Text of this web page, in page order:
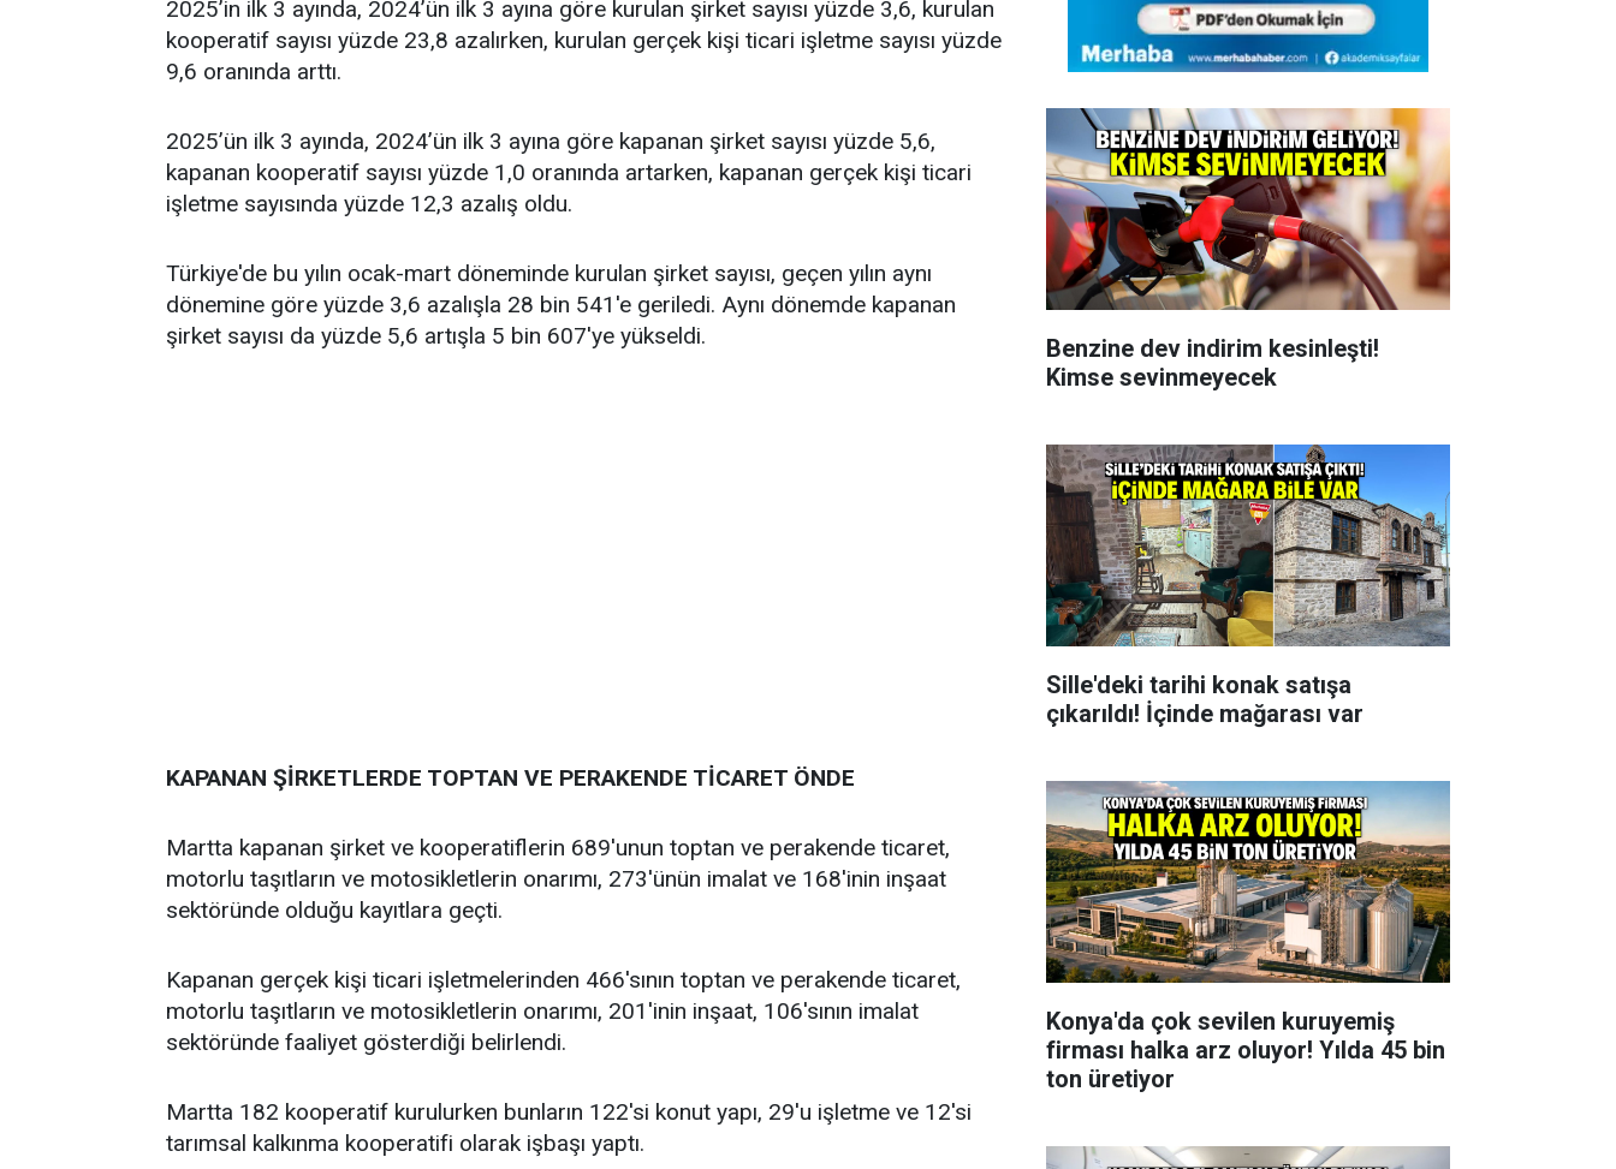
2025’in ilk 3 ayında, 2024’ün ilk 3 ayına göre kurulan şirket sayısı yüzde 3,6, kurulan
kooperatif sayısı yüzde 23,8 azalırken, kurulan gerçek kişi ticari işletme sayısı yüzde
9,6 oranında arttı.​
2025’ün ilk 3 ayında, 2024’ün ilk 3 ayına göre kapanan şirket sayısı yüzde 5,6,
kapanan kooperatif sayısı yüzde 1,0 oranında artarken, kapanan gerçek kişi ticari
işletme sayısında yüzde 12,3 azalış oldu.
Türkiye'de bu yılın ocak-mart döneminde kurulan şirket sayısı, geçen yılın aynı
dönemine göre yüzde 3,6 azalışla 28 bin 541'e geriledi. Aynı dönemde kapanan
şirket sayısı da yüzde 5,6 artışla 5 bin 607'ye yükseldi.
KAPANAN ŞİRKETLERDE TOPTAN VE PERAKENDE TİCARET ÖNDE
Martta kapanan şirket ve kooperatiflerin 689'unun toptan ve perakende ticaret,
motorlu taşıtların ve motosikletlerin onarımı, 273'ünün imalat ve 168'inin inşaat
sektöründe olduğu kayıtlara geçti.
Kapanan gerçek kişi ticari işletmelerinden 466'sının toptan ve perakende ticaret,
motorlu taşıtların ve motosikletlerin onarımı, 201'inin inşaat, 106'sının imalat
sektöründe faaliyet gösterdiği belirlendi.
Martta 182 kooperatif kurulurken bunların 122'si konut yapı, 29'u işletme ve 12'si
tarımsal kalkınma kooperatifi olarak işbaşı yaptı.
Benzine dev indirim kesinleşti!
Kimse sevinmeyecek
Sille'deki tarihi konak satışa
çıkarıldı! İçinde mağarası var
Konya'da çok sevilen kuruyemiş
firması halka arz oluyor! Yılda 45 bin
ton üretiyor